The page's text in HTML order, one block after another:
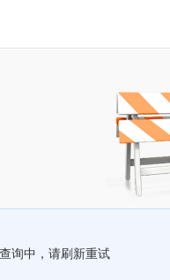
询中，请刷新重试